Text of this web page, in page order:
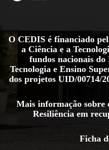
O CEDIS é financiado
a Ciência e a
fundos nacionais
Tecnologia e Ensino
dos projetos UID/00714/
Mais informação sobre
Resiliência em
Ficha